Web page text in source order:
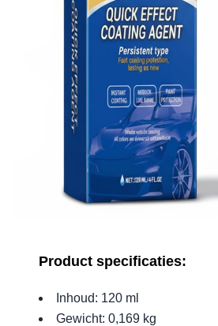
Product specificaties:
Inhoud: 120 ml
Gewicht: 0,169 kg